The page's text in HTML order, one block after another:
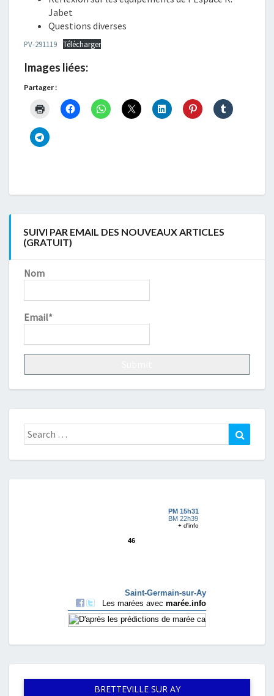
Jabet
Questions diverses
PV-291119 Télécharger
Images liées:
Partager :
SUIVI PAR EMAIL DES NOUVEAUX ARTICLES
(GRATUIT)
Nom
Email*
Search
for:
BRETTEVILLE SUR AY